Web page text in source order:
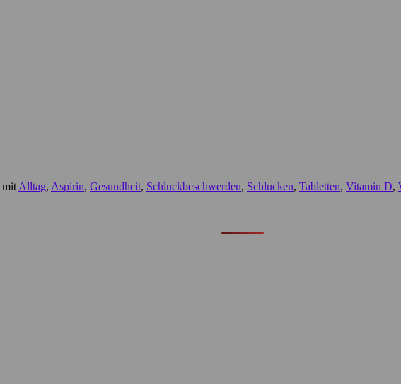
mit Alltag, Aspirin, Gesundheit, Schluckbeschwerden, Schlucken, Tabletten, Vitamin D,